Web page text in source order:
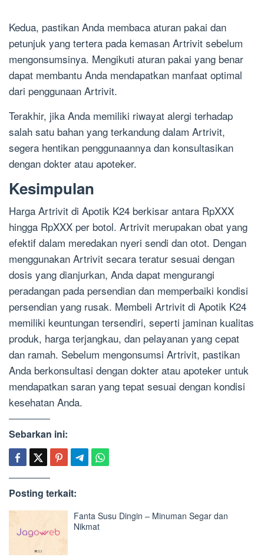
Kedua, pastikan Anda membaca aturan pakai dan
petunjuk yang tertera pada kemasan Artrivit sebelum
mengonsumsinya. Mengikuti aturan pakai yang benar
dapat membantu Anda mendapatkan manfaat optimal
dari penggunaan Artrivit.
Terakhir, jika Anda memiliki riwayat alergi terhadap
salah satu bahan yang terkandung dalam Artrivit,
segera hentikan penggunaannya dan konsultasikan
dengan dokter atau apoteker.
Kesimpulan
Harga Artrivit di Apotik K24 berkisar antara RpXXX
hingga RpXXX per botol. Artrivit merupakan obat yang
efektif dalam meredakan nyeri sendi dan otot. Dengan
menggunakan Artrivit secara teratur sesuai dengan
dosis yang dianjurkan, Anda dapat mengurangi
peradangan pada persendian dan memperbaiki kondisi
persendian yang rusak. Membeli Artrivit di Apotik K24
memiliki keuntungan tersendiri, seperti jaminan kualitas
produk, harga terjangkau, dan pelayanan yang cepat
dan ramah. Sebelum mengonsumsi Artrivit, pastikan
Anda berkonsultasi dengan dokter atau apoteker untuk
mendapatkan saran yang tepat sesuai dengan kondisi
kesehatan Anda.
Sebarkan ini:
Posting terkait:
Fanta Susu Dingin – Minuman Segar dan
Nikmat